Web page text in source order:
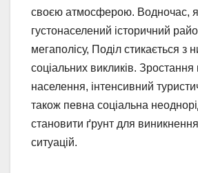
своєю атмосферою. Водночас,
густонаселений історичний
мегаполісу, Поділ стикається з
соціальних викликів. Зростання
населення, інтенсивний
також певна соціальна
становити ґрунт для
ситуацій.